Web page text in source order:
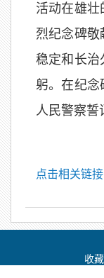
活动在雄壮
烈纪念碑敬
稳定和长治
躬。在纪念
人民警察誓
点击相关链接
收